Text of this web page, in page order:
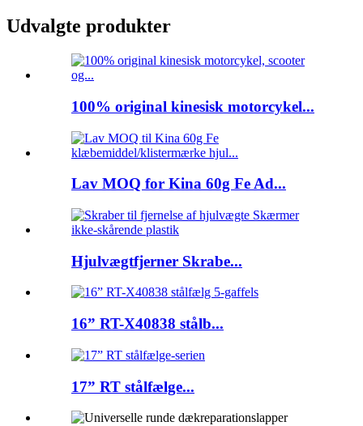
Udvalgte produkter
100% original kinesisk motorcykel...
Lav MOQ for Kina 60g Fe Ad...
Hjulvægtfjerner Skrabe...
16” RT-X40838 stålb...
17” RT stålfælge...